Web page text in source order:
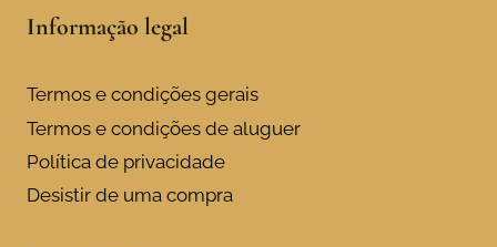
Informação legal
Termos e condições gerais
Termos e condições de aluguer
Política de privacidade
Desistir de uma compra